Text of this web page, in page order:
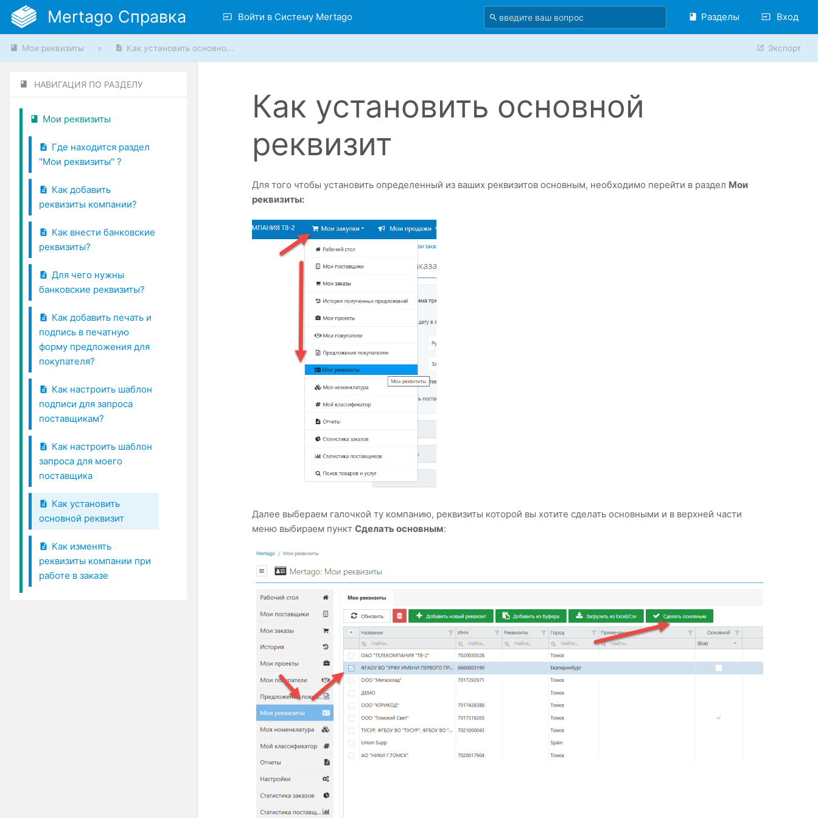
Mertago Справка Войти в Систему Mertago Разделы Вход
Мои реквизиты » Как установить основно... Экспорт
НАВИГАЦИЯ ПО РАЗДЕЛУ
Мои реквизиты
Где находится раздел
"Мои реквизиты" ?
Как добавить
реквизиты компании?
Как внести банковские
реквизиты?
Для чего нужны
банковские реквизиты?
Как добавить печать и
подпись в печатную
форму предложения для
покупателя?
Как настроить шаблон
подписи для запроса
поставщикам?
Как настроить шаблон
запроса для моего
поставщика
Как установить
основной реквизит
Как изменять
реквизиты компании при
работе в заказе
Как установить основной
реквизит
Для того чтобы установить определенный из ваших реквизитов основным, необходимо перейти в раздел Мои
реквизиты:
Далее выбераем галочкой ту компанию, реквизиты которой вы хотите сделать основными и в верхней части
меню выбираем пунктСделать основным: